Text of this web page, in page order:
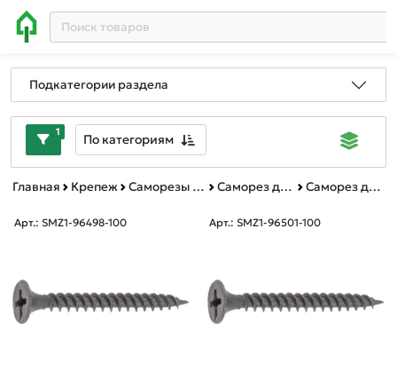
Подкатегории раздела
1 По категориям
Главная Крепеж Саморезы и шурупы Саморез для монтажа ГКЛ (к металлу) Саморез для монтажа ГКЛ (к металлу)) зип-лок
Арт.: SMZ1-96498-100 Арт.: SMZ1-96501-100